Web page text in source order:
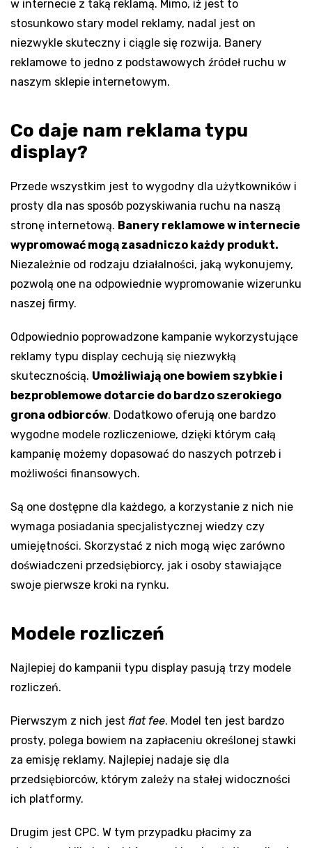
w internecie z taką reklamą. Mimo, iż jest to
stosunkowo stary model reklamy, nadal jest on
niezwykle skuteczny i ciągle się rozwija. Banery
reklamowe to jedno z podstawowych źródeł ruchu w
naszym sklepie internetowym.
Co daje nam reklama typu
display?
Przede wszystkim jest to wygodny dla użytkowników i
prosty dla nas sposób pozyskiwania ruchu na naszą
stronę internetową. Banery reklamowe w internecie
wypromować mogą zasadniczo każdy produkt.
Niezależnie od rodzaju działalności, jaką wykonujemy,
pozwolą one na odpowiednie wypromowanie wizerunku
naszej firmy.
Odpowiednio poprowadzone kampanie wykorzystujące
reklamy typu display cechują się niezwykłą
skutecznością. Umożliwiają one bowiem szybkie i
bezproblemowe dotarcie do bardzo szerokiego
grona odbiorców. Dodatkowo oferują one bardzo
wygodne modele rozliczeniowe, dzięki którym całą
kampanię możemy dopasować do naszych potrzeb i
możliwości finansowych.
Są one dostępne dla każdego, a korzystanie z nich nie
wymaga posiadania specjalistycznej wiedzy czy
umiejętności. Skorzystać z nich mogą więc zarówno
doświadczeni przedsiębiorcy, jak i osoby stawiające
swoje pierwsze kroki na rynku.
Modele rozliczeń
Najlepiej do kampanii typu display pasują trzy modele
rozliczeń.
Pierwszym z nich jest flat fee. Model ten jest bardzo
prosty, polega bowiem na zapłaceniu określonej stawki
za emisję reklamy. Najlepiej nadaje się dla
przedsiębiorców, którym zależy na stałej widoczności
ich platformy.
Drugim jest CPC. W tym przypadku płacimy za